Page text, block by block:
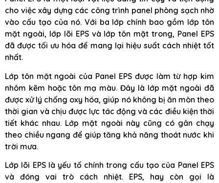
cho việc xây dựng các công trình panel phòng sạch nhờ
vào cấu tạo của nó. Với ba lớp chính bao gồm lớp tôn
mặt ngoài, lớp lõi EPS và lớp tôn mặt trong, Panel EPS
đã được tối ưu hóa để mang lại hiệu suất cách nhiệt tốt
nhất.
Lớp tôn mặt ngoài của Panel EPS được làm từ hợp kim
nhôm kẽm hoặc tôn mạ màu. Đây là lớp mặt ngoài đã
được xử lý chống oxy hóa, giúp nó không bị ăn mòn theo
thời gian và chịu được lực tác động và các điều kiện thời
tiết khác nhau. Lớp mặt ngoài này cũng có gân chạy
theo chiều ngang để giúp tăng khả năng thoát nước khi
trời mưa.
Lớp lõi EPS là yếu tố chính trong cấu tạo của Panel EPS
và đóng vai trò cách nhiệt. EPS, hay còn gọi là